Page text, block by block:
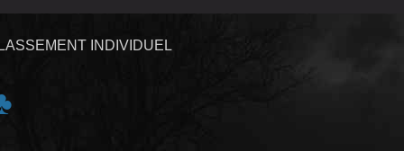
INDIVIDUEL